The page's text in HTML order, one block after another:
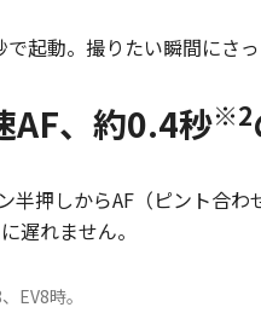
起動。撮りたい瞬間にさ
AF、約0.4秒※2
半押しからAF（ピント合
遅れません。
EV8時。